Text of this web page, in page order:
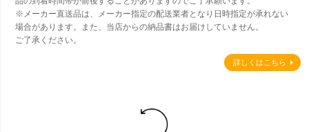
※メーカー直送品は、メーカー指定の配送業者となり日時指定が承れない
場合があります。また、当店からの納品書はお届けしていません。
ご了承ください。
詳しくはこちら